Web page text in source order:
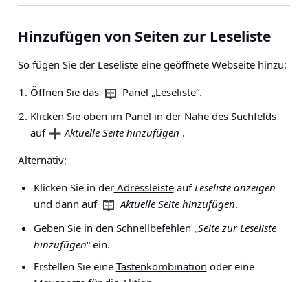
Hinzufügen von Seiten zur Leseliste
So fügen Sie der Leseliste eine geöffnete Webseite hinzu:
Öffnen Sie das
Panel „Leseliste“.
Klicken Sie oben im Panel in der Nähe des Suchfelds
auf
Aktuelle Seite hinzufügen .
Alternativ:
Klicken Sie in derAdressleisteaufLeseliste anzeigen
und dann auf
Aktuelle Seite hinzufügen.
Geben Sie in den Schnellbefehlen „Seite zur Leseliste
hinzufügen“ ein.
Erstellen Sie eine Tastenkombination oder eine